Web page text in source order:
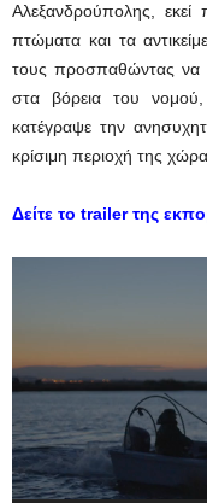
Αλεξανδρούπολης,
πτώματα και τα
τους προσπαθώντας να
στα βόρεια του
κατέγραψε την
κρίσιμη περιοχή της
Δείτε τo trailer της